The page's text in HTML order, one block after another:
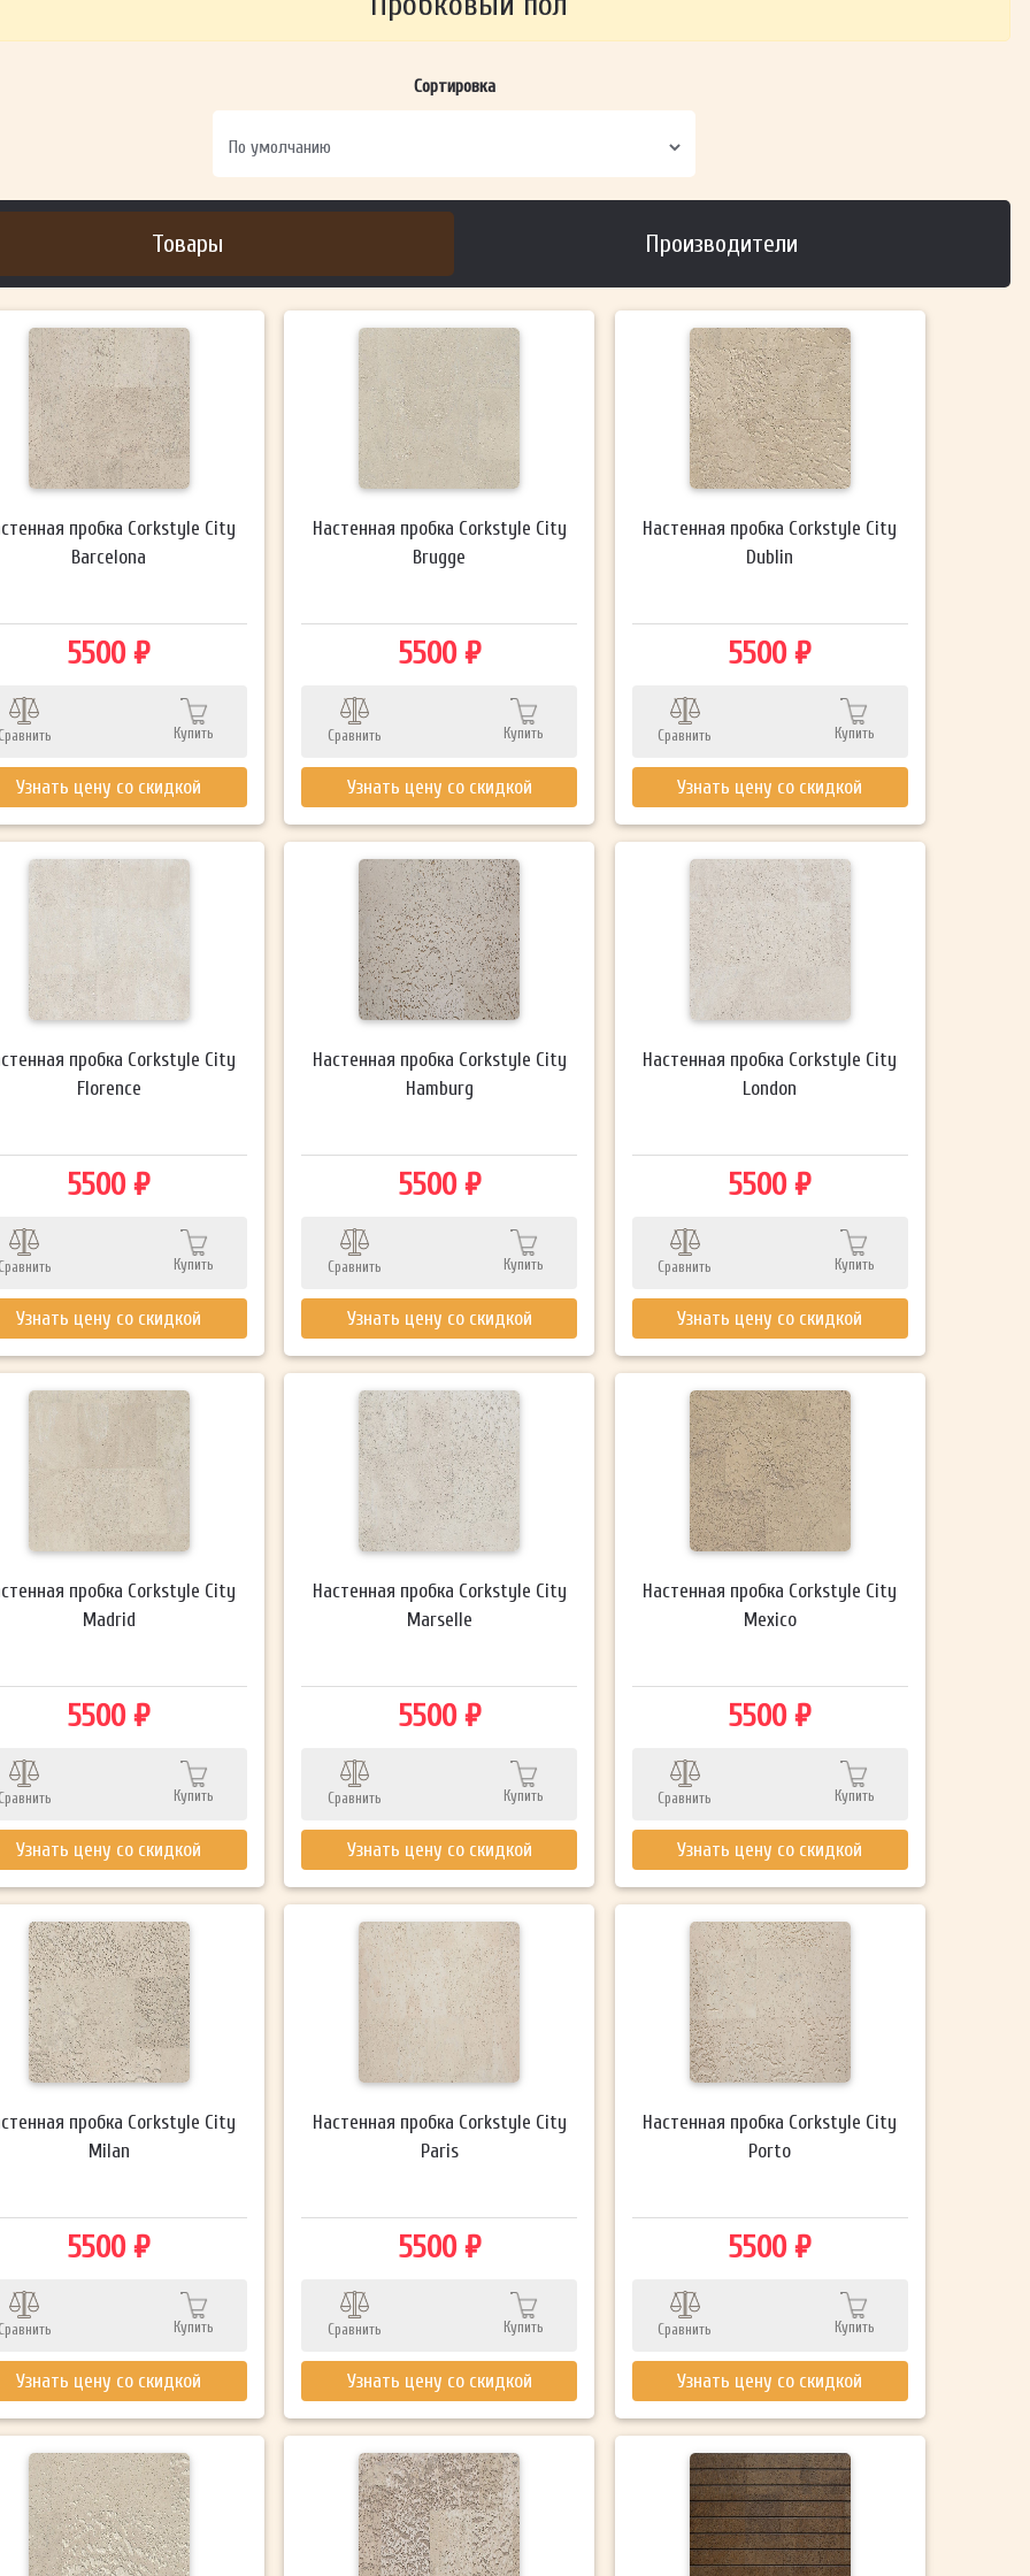
ОТПРАВИТЬ
Сортировка
Товары Производители
пробка Corkstyle City
Barcelona
5500 ₽
Сравнить Купить
Узнать цену со скидкой
Настенная пробка Corkstyle City
Brugge
5500 ₽
Сравнить Купить
Узнать цену со скидкой
Настенная пробка Corkstyle City
Dublin
5500 ₽
Сравнить Купить
Узнать цену со скидкой
пробка Corkstyle City
Florence
5500 ₽
Сравнить Купить
Узнать цену со скидкой
Настенная пробка Corkstyle City
Hamburg
5500 ₽
Сравнить Купить
Узнать цену со скидкой
Настенная пробка Corkstyle City
London
5500 ₽
Сравнить Купить
Узнать цену со скидкой
пробка Corkstyle City
Madrid
5500 ₽
Сравнить Купить
Узнать цену со скидкой
Настенная пробка Corkstyle City
Marselle
5500 ₽
Сравнить Купить
Узнать цену со скидкой
Настенная пробка Corkstyle City
Mexico
5500 ₽
Сравнить Купить
Узнать цену со скидкой
пробка Corkstyle City
Milan
5500 ₽
Сравнить Купить
Узнать цену со скидкой
Настенная пробка Corkstyle City
Paris
5500 ₽
Сравнить Купить
Узнать цену со скидкой
Настенная пробка Corkstyle City
Porto
5500 ₽
Сравнить Купить
Узнать цену со скидкой